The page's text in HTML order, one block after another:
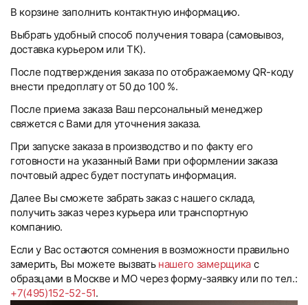
В корзине заполнить контактную информацию.
Выбрать удобный способ получения товара (самовывоз,
доставка курьером или ТК).
После подтверждения заказа по отображаемому QR-коду
внести предоплату от 50 до 100 %.
После приема заказа Ваш персональный менеджер
свяжется с Вами для уточнения заказа.
При запуске заказа в производство и по факту его
готовности на указанный Вами при оформлении заказа
почтовый адрес будет поступать информация.
Далее Вы сможете забрать заказ с нашего склада,
получить заказ через курьера или транспортную
компанию.
Если у Вас остаются сомнения в возможности правильно
замерить, Вы можете вызвать нашего замерщикас
образцами в Москве и МО через форму-заявку или по тел.:
+7(495)152-52-51.